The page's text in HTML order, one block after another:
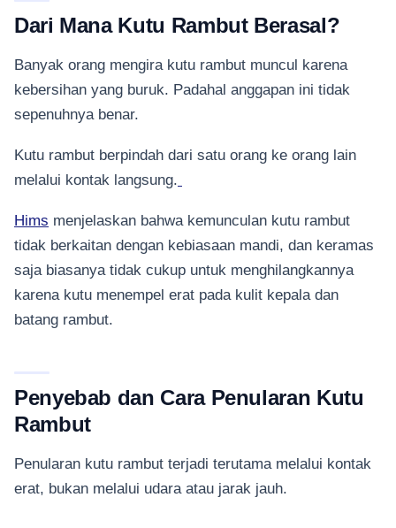
Dari Mana Kutu Rambut Berasal?
Banyak orang mengira kutu rambut muncul karena
kebersihan yang buruk. Padahal anggapan ini tidak
sepenuhnya benar.
Kutu rambut berpindah dari satu orang ke orang lain
melalui kontak langsung.
Hims menjelaskan bahwa kemunculan kutu rambut
tidak berkaitan dengan kebiasaan mandi, dan keramas
saja biasanya tidak cukup untuk menghilangkannya
karena kutu menempel erat pada kulit kepala dan
batang rambut.
Penyebab dan Cara Penularan Kutu
Rambut
Penularan kutu rambut terjadi terutama melalui kontak
erat, bukan melalui udara atau jarak jauh.